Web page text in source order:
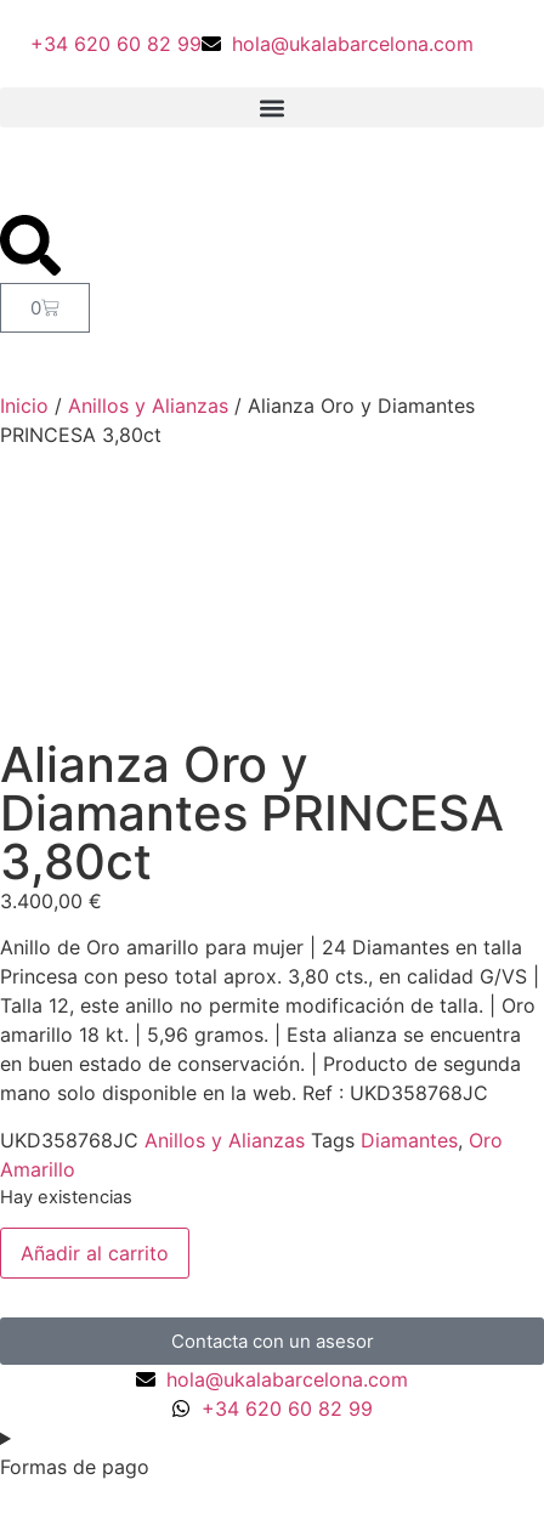
+34 620 60 82 99 hola@ukalabarcelona.com
0
Inicio / Anillos y Alianzas / Alianza Oro y Diamantes
PRINCESA 3,80ct
Alianza Oro y
Diamantes PRINCESA
3,80ct
3.400,00 €
Anillo de Oro amarillo para mujer | 24 Diamantes en talla
Princesa con peso total aprox. 3,80 cts., en calidad G/VS |
Talla 12, este anillo no permite modificación de talla. | Oro
amarillo 18 kt. | 5,96 gramos. | Esta alianza se encuentra
en buen estado de conservación. | Producto de segunda
mano solo disponible en la web. Ref : UKD358768JC
UKD358768JC Anillos y Alianzas Tags Diamantes, Oro
Amarillo
Hay existencias
Añadir al carrito
Contacta con un asesor
hola@ukalabarcelona.com
+34 620 60 82 99
Formas de pago